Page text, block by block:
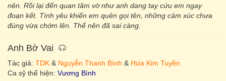
nên. Rồi lại đến quan tâm vờ như anh dang tay cứu em ngay
đoạn kết. Tình yêu khiến em quên gọi tên, những cảm xúc chưa
đúng vừa chớm lên. Thế nên đã sai càng.
Anh Bờ Vai
Tác giả: TDK & Nguyễn Thanh Bình & Hứa Kim Tuyền
Ca sỹ thể hiện: Vương Bình